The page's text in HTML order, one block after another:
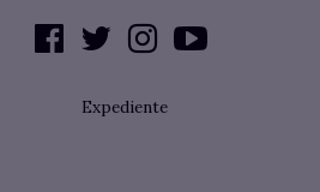
Expediente